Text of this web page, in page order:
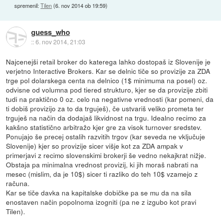
spremenil:Tilen(6. nov 2014 ob 19:59)
guess_who
::6. nov 2014, 21:03
Najcenejši retail broker do katerega lahko dostopaš iz Slovenije je
verjetno Interactive Brokers. Kar se delnic tiče so provizije za ZDA
trge pol dolarskega centa na delnico (1$ minimuma na posel) oz.
odvisne od volumna pod tiered strukturo, kjer se da provizije zbiti
tudi na praktično 0 oz. celo na negativne vrednosti (kar pomeni, da
ti dobiš provizijo za to da trguješ), če ustvariš veliko prometa ter
trguješ na način da dodajaš likvidnost na trgu. Idealno recimo za
kakšno statistično arbitražo kjer gre za visok turnover sredstev.
Ponujajo še precej ostalih razvitih trgov (kar seveda ne vključuje
Slovenije) kjer so provizije sicer višje kot za ZDA ampak v
primerjavi z recimo slovenskimi brokerji še vedno nekajkrat nižje.
Obstaja pa minimalna vrednost provizij, ki jih moraš nabrati na
mesec (mislim, da je 10$) sicer ti razliko do teh 10$ vzamejo z
računa.
Kar se tiče davka na kapitalske dobičke pa se mu da na sila
enostaven način popolnoma izogniti (pa ne z izgubo kot pravi
Tilen).